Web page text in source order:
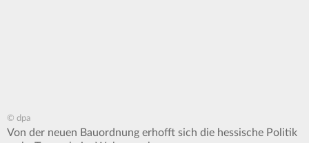
© dpa
Von der neuen Bauordnung erhofft sich die hessische Politik